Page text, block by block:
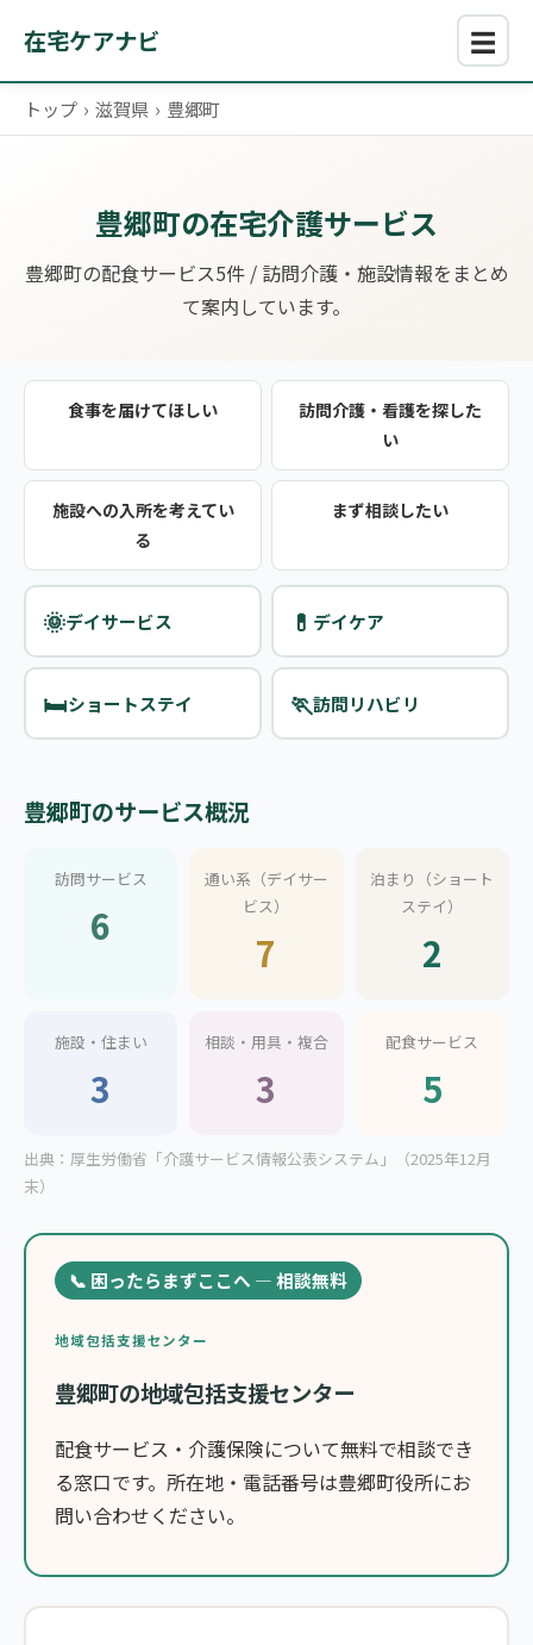
在宅ケアナビ ☰
トップ › 滋賀県 › 豊郷町
豊郷町の在宅介護サービス
豊郷町の配食サービス5件 / 訪問介護・施設情報をまとめ
て案内しています。
食事を届けてほしい
訪問介護・看護を探した
い
施設への入所を考えてい
る
まず相談したい
🌞デイサービス 💊 デイケア
🛏️ショートステイ 🏃訪問リハビリ
豊郷町のサービス概況
訪問サービス
6
通い系（デイサー
ビス）
7
泊まり（ショート
ステイ）
2
施設・住まい
3
相談・用具・複合
3
配食サービス
5
出典：厚生労働省「介護サービス情報公表システム」（2025年12月
末）
📞 困ったらまずここへ — 相談無料
地域包括支援センター
豊郷町の地域包括支援センター
配食サービス・介護保険について無料で相談でき
る窓口です。所在地・電話番号は豊郷町役所にお
問い合わせください。